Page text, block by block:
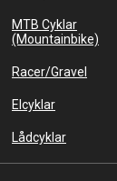
MTB Cyklar
(Mountainbike)
Racer/Gravel
Elcyklar
Lådcyklar